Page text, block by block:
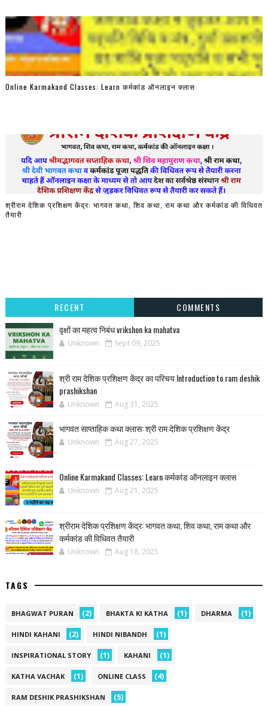
Online Karmakand Classes: Learn कर्मकांड ऑनलाइन क्लास
श्रीराम देशिक प्रशिक्षण केंद्र: भागवत कथा, शिव कथा, राम कथा और कर्मकांड की विधिवत
तैयारी
RECENT
COMMENTS
वृक्षों का महत्व निबंध vrikshon ka mahatva
Unknown Sept 09, 2025
श्री राम देशिक प्रशिक्षण केंद्र का परिचय Introduction to ram deshik
prashikshan
Unknown Aug 31, 2025
भागवत साप्ताहिक कथा क्लास: श्री राम देशिक प्रशिक्षण केंद्र
Unknown Aug 27, 2025
Online Karmakand Classes: Learn कर्मकांड ऑनलाइन क्लास
Unknown Aug 21, 2025
श्रीराम देशिक प्रशिक्षण केंद्र: भागवत कथा, शिव कथा, राम कथा और
कर्मकांड की विधिवत तैयारी
Unknown Aug 18, 2025
TAGS
BHAGWAT PURAN (2) BHAKTA KI KATHA (1) DHARMA (1)
HINDI KAHANI (2) HINDI NIBANDH (1)
INSPIRATIONAL STORY (1) KAHANI (1)
KATHA VACHAK (1) ONLINE CLASS (4)
RAM DESHIK PRASHIKSHAN (5)